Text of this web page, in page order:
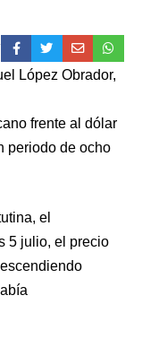
López Obrador,
frente al dólar
periodo de ocho
el
5 julio, el precio